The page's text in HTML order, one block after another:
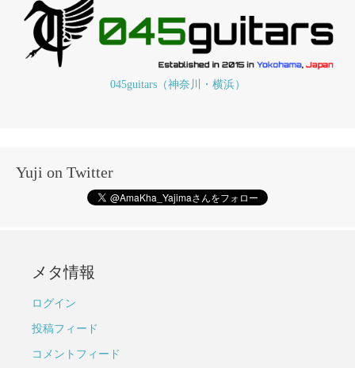
045guitars（神奈川・横浜）
Yuji on Twitter
メタ情報
ログイン
投稿フィード
コメントフィード